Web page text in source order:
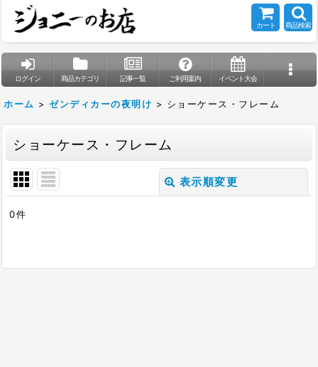
カート 商品検索
ログイン 商品カテゴリ 記事一覧 ご利用案内 イベント大会
ホーム > ゼンディカーの夜明け > ショーケース・フレーム
ショーケース・フレーム
表示順変更
表示数
0件